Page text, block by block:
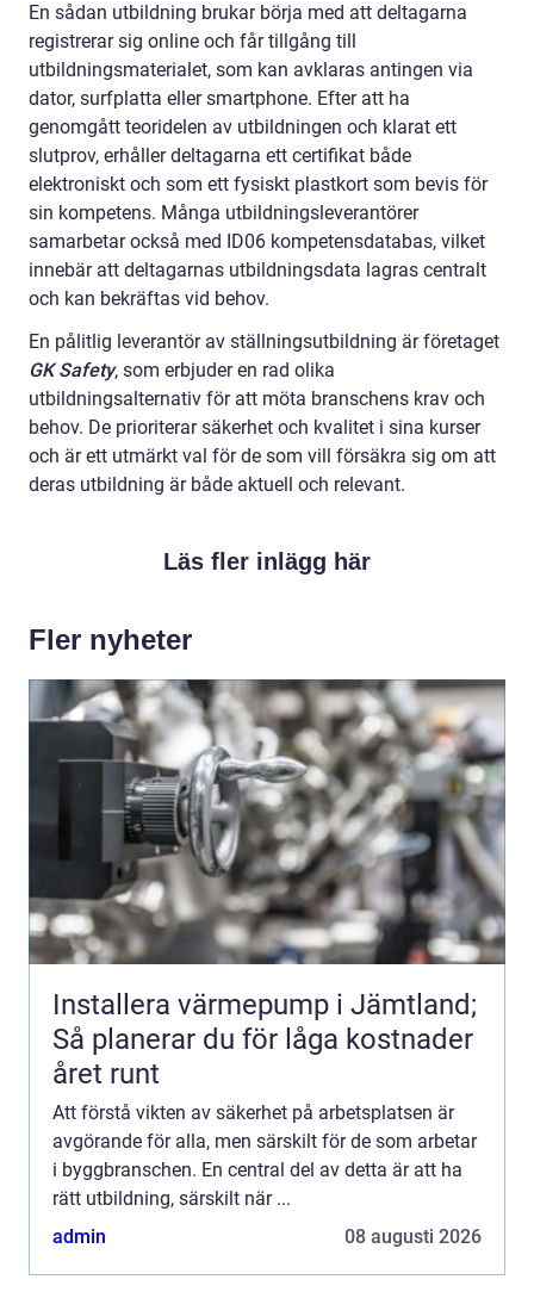
En sådan utbildning brukar börja med att deltagarna
registrerar sig online och får tillgång till
utbildningsmaterialet, som kan avklaras antingen via
dator, surfplatta eller smartphone. Efter att ha
genomgått teoridelen av utbildningen och klarat ett
slutprov, erhåller deltagarna ett certifikat både
elektroniskt och som ett fysiskt plastkort som bevis för
sin kompetens. Många utbildningsleverantörer
samarbetar också med ID06 kompetensdatabas, vilket
innebär att deltagarnas utbildningsdata lagras centralt
och kan bekräftas vid behov.
En pålitlig leverantör av ställningsutbildning är företaget
GK Safety, som erbjuder en rad olika
utbildningsalternativ för att möta branschens krav och
behov. De prioriterar säkerhet och kvalitet i sina kurser
och är ett utmärkt val för de som vill försäkra sig om att
deras utbildning är både aktuell och relevant.
Läs fler inlägg här
Fler nyheter
Installera värmepump i Jämtland;
Så planerar du för låga kostnader
året runt
Att förstå vikten av säkerhet på arbetsplatsen är
avgörande för alla, men särskilt för de som arbetar
i byggbranschen. En central del av detta är att ha
rätt utbildning, särskilt när ...
admin
08 augusti 2026